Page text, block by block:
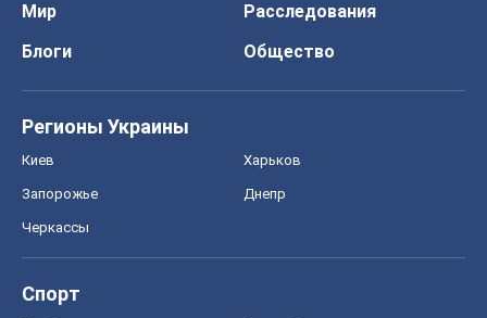
Мир
Расследования
Блоги
Общество
Регионы Украины
Киев Харьков
Запорожье Днепр
Черкассы
Спорт